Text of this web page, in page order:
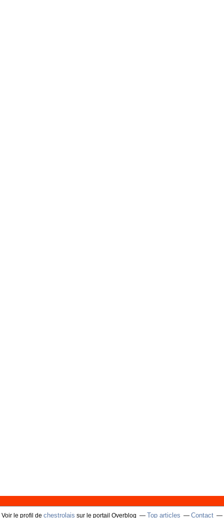
Voir le profil de chestrolais sur le portail Overblog Top articles Contact